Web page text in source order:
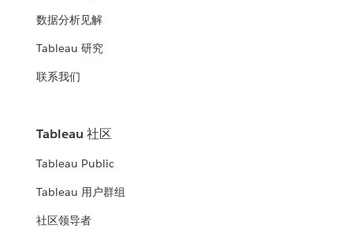
数据分析见解
Tableau 研究
联系我们
Tableau 社区
Tableau Public
Tableau 用户群组
社区领导者